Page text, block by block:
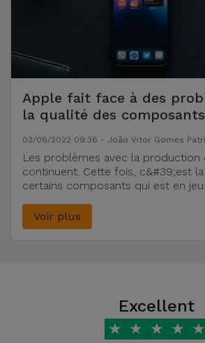
Apple fait face à des
la qualité des
03/08/2022 09:36 - João Vitor Gomes
Les problèmes avec la production
continuent. Cette fois, c&#39;est
certains composants qui est en jeu.
Voir plus
Excellent
★ ★ ★ ★ ★